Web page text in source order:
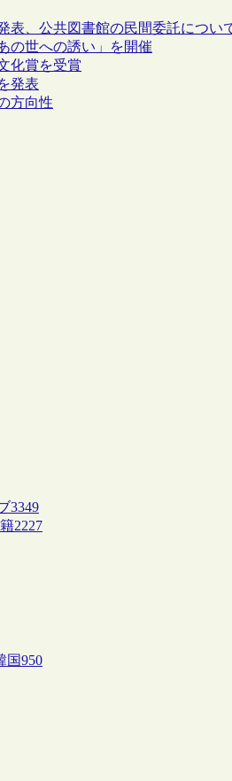
表、公共図書館の民間委託につい
の世への誘い」を開催
化賞を受賞
発表
方向性
3349
2227
国950